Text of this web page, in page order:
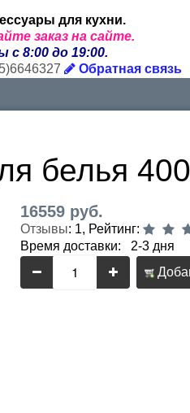
для кухни.
заказ на сайте.
8:00 до 19:00.
Обратная связь
белья 400
16559 руб.
Отзывы: 1, Рейтинг:
Время доставки: 2-3 дня